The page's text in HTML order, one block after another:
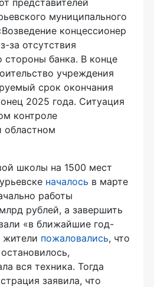
муниципального
концессионер
за отсутствия
стороны банка. В конце
учреждения
срок окончания
2025 года. Ситуация
контроле
областном
школы на 1500 мест
началось в марте
работы
рублей, а завершить
«в ближайшие год-
жители пожаловались, что
вся техника. Тогда
заявила, что